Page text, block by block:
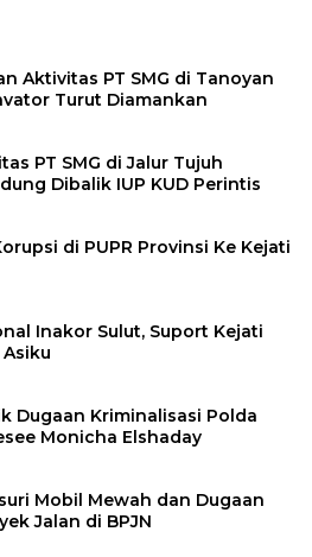
Aktivitas PT SMG di Tanoyan
Turut Diamankan
PT SMG di Jalur Tujuh
Dibalik IUP KUD Perintis
di PUPR Provinsi Ke Kejati
Inakor Sulut, Suport Kejati
Dugaan Kriminalisasi Polda
Monicha Elshaday
Mobil Mewah dan Dugaan
Jalan di BPJN